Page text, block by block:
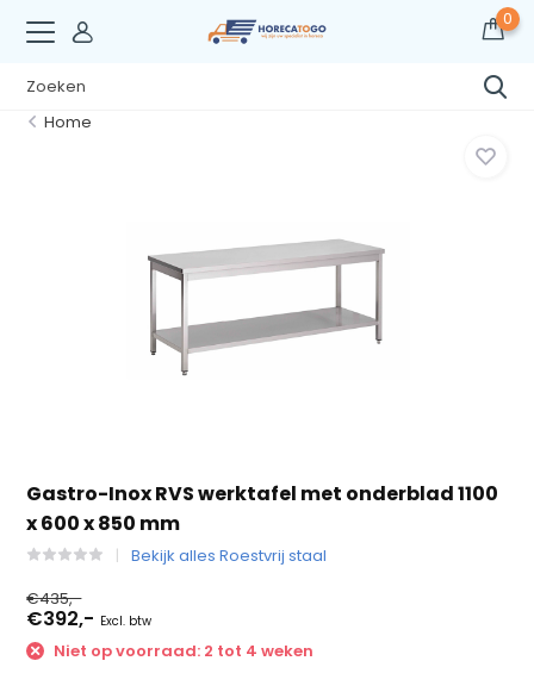
0
Home
Gastro-Inox RVS werktafel met onderblad 1100
x 600 x 850 mm
Bekijk alles Roestvrij staal
€435,-
€392,- Excl. btw
Niet op voorraad: 2 tot 4 weken